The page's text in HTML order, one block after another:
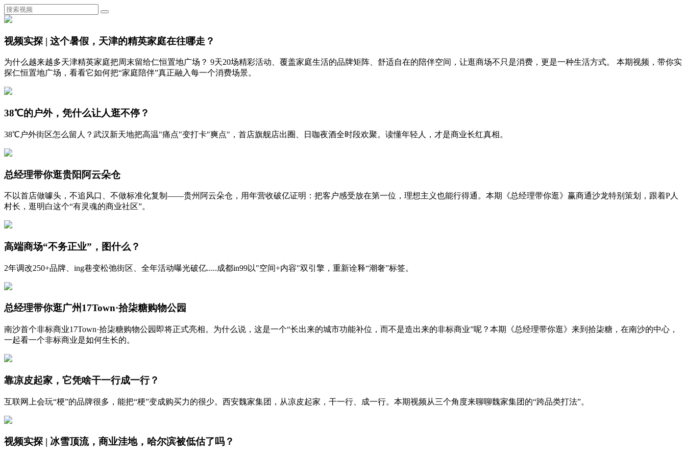
视频实探 | 这个暑假，天津的精英家庭在往哪走？
为什么越来越多天津精英家庭把周末留给仁恒置地广场？ 9天20场精彩活动、覆盖家庭生活的品牌矩阵、舒适自在的陪伴空间，让逛商场不只是消费，更是一种生活方式。 本期视频，带你实
探仁恒置地广场，看看它如何把“家庭陪伴”真正融入每一个消费场景。
38℃的户外，凭什么让人逛不停？
38℃户外街区怎么留人？武汉新天地把高温"痛点"变打卡"爽点"，首店旗舰店出圈、日咖夜酒全时段欢聚。读懂年轻人，才是商业长红真相。
总经理带你逛贵阳阿云朵仓
不以首店做噱头，不追风口、不做标准化复制——贵州阿云朵仓，用年营收破亿证明：把客户感受放在第一位，理想主义也能行得通。本期《总经理带你逛》赢商通沙龙特别策划，跟着P人
村长，逛明白这个“有灵魂的商业社区”。
高端商场“不务正业”，图什么？
2年调改250+品牌、ing巷变松弛街区、全年活动曝光破亿.....成都in99以"空间+内容"双引擎，重新诠释“潮奢”标签。
总经理带你逛广州17Town·拾柒糖购物公园
南沙首个非标商业17Town·拾柒糖购物公园即将正式亮相。为什么说，这是一个“长出来的城市功能补位，而不是造出来的非标商业”呢？本期《总经理带你逛》来到拾柒糖，在南沙的中心，
一起看一个非标商业是如何生长的。
靠凉皮起家，它凭啥干一行成一行？
互联网上会玩“梗”的品牌很多，能把“梗”变成购买力的很少。西安魏家集团，从凉皮起家，干一行、成一行。本期视频从三个角度来聊聊魏家集团的“跨品类打法”。
视频实探 | 冰雪顶流，商业洼地，哈尔滨被低估了吗？